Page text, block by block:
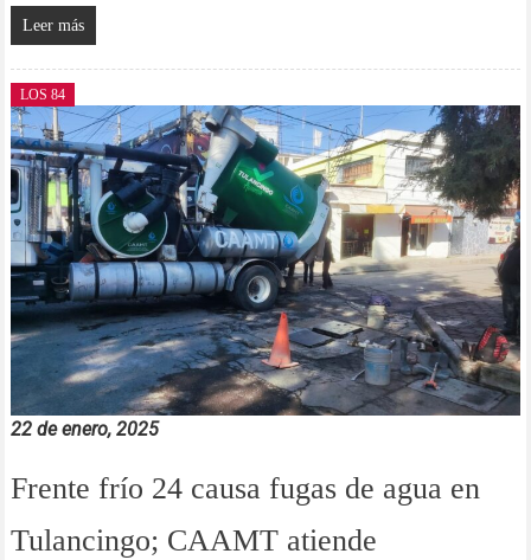
Leer más
LOS 84
22 de enero, 2025
Frente frío 24 causa fugas de agua en
Tulancingo; CAAMT atiende